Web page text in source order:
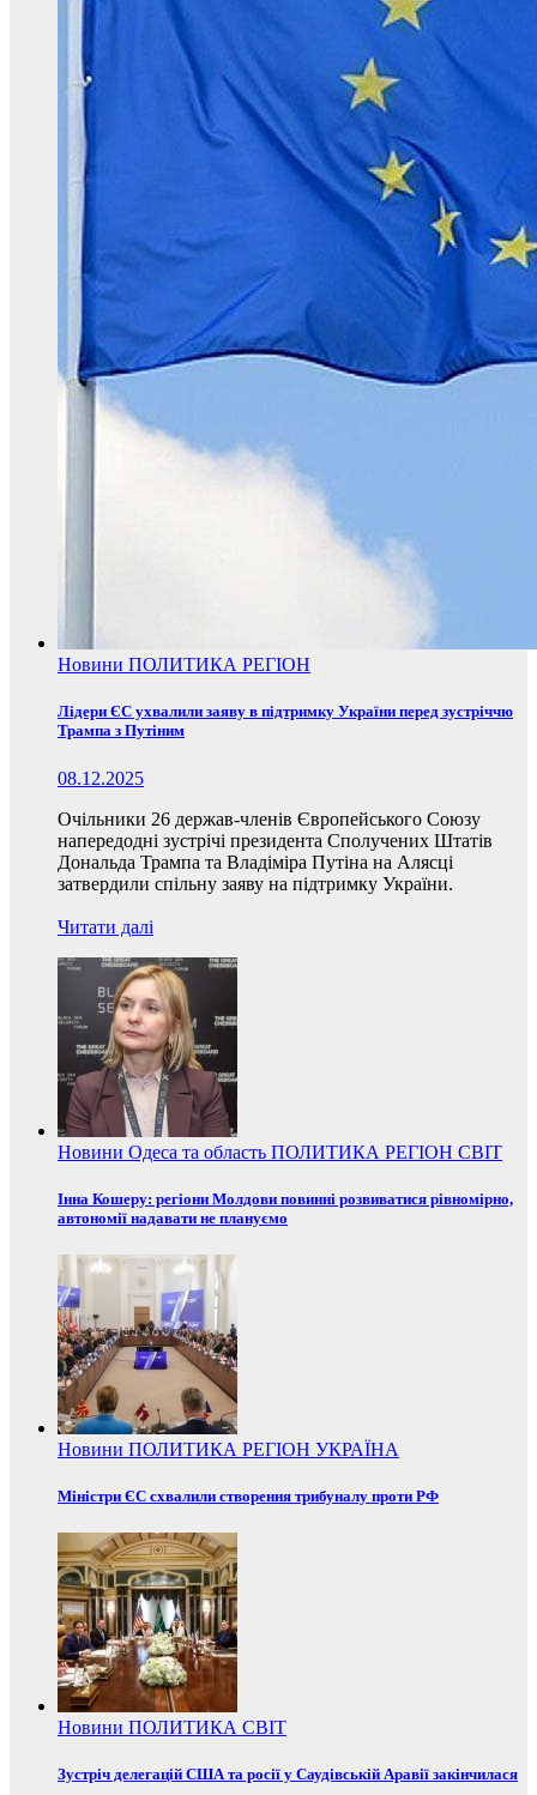
Новини ПОЛИТИКА РЕГІОН
Лідери ЄС ухвалили заяву в підтримку України перед зустріччю
Трампа з Путіним
08.12.2025
Очільники 26 держав-членів Європейського Союзу
напередодні зустрічі президента Сполучених Штатів
Дональда Трампа та Владіміра Путіна на Алясці
затвердили спільну заяву на підтримку України.
Читати далі
Новини Одеса та область ПОЛИТИКА РЕГІОН СВІТ
Інна Кошеру: регіони Молдови повинні розвиватися рівномірно,
автономії надавати не плануємо
Новини ПОЛИТИКА РЕГІОН УКРАЇНА
Міністри ЄС схвалили створення трибуналу проти РФ
Новини ПОЛИТИКА СВІТ
Зустріч делегацій США та росії у Саудівській Аравії закінчилася